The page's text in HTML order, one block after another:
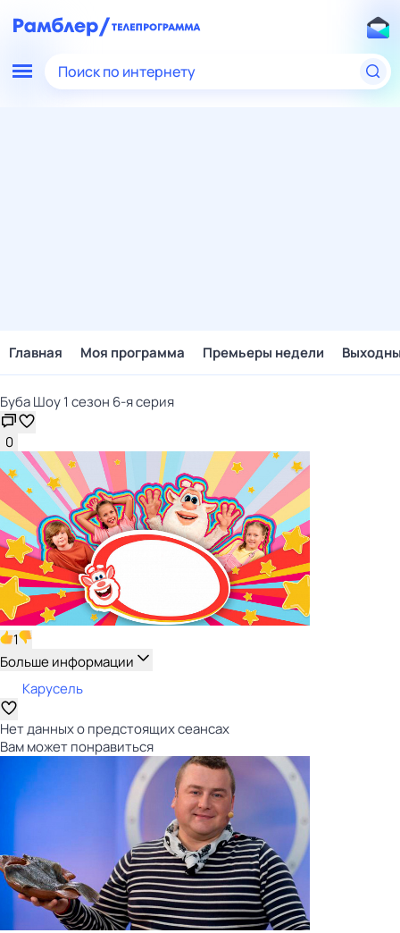
Поиск по интернету
Главная Моя программа Премьеры недели
Буба Шоу 1 сезон 6-я серия
0
1
Больше информации
Карусель
Нет данных о предстоящих сеансах
Вам может понравиться